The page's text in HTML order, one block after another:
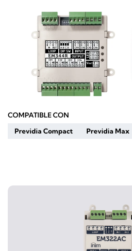
COMPATIBLE CON
Previdia Compact
Previdia Max